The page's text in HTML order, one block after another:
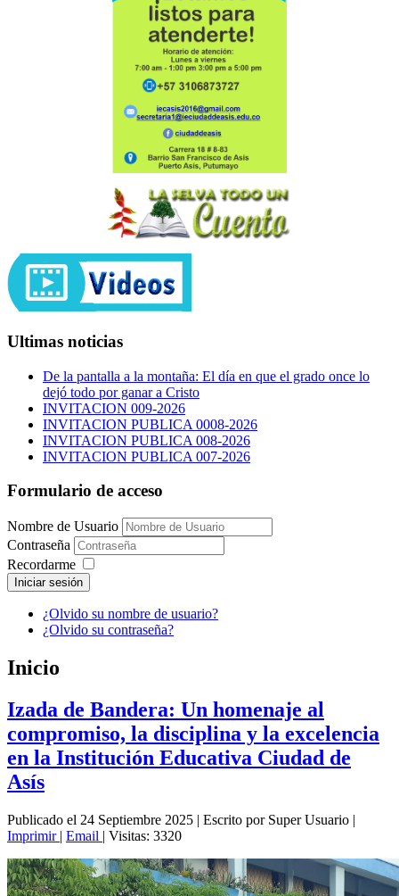
Ultimas noticias
De la pantalla a la montaña: El día en que el grado once lo
dejó todo por ganar a Cristo
INVITACION 009-2026
INVITACION PUBLICA 0008-2026
INVITACION PUBLICA 008-2026
INVITACION PUBLICA 007-2026
Formulario de acceso
Nombre de Usuario
Contraseña
Recordarme
Iniciar sesión
¿Olvido su nombre de usuario?
¿Olvido su contraseña?
Inicio
Izada de Bandera: Un homenaje al
compromiso, la disciplina y la excelencia
en la Institución Educativa Ciudad de
Asís
Publicado el 24 Septiembre 2025 | Escrito por Super Usuario |
Imprimir | Email | Visitas: 3320